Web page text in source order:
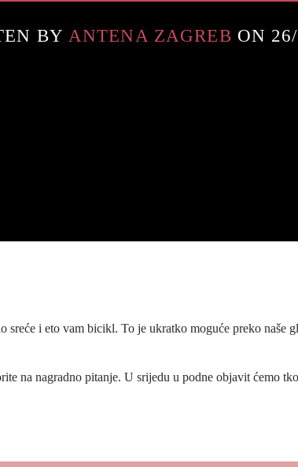
BY ANTENA ZAGREB ON
i eto vam bicikl. To je ukratko moguće preko naše
na nagradno pitanje. U srijedu u podne objavit ćemo